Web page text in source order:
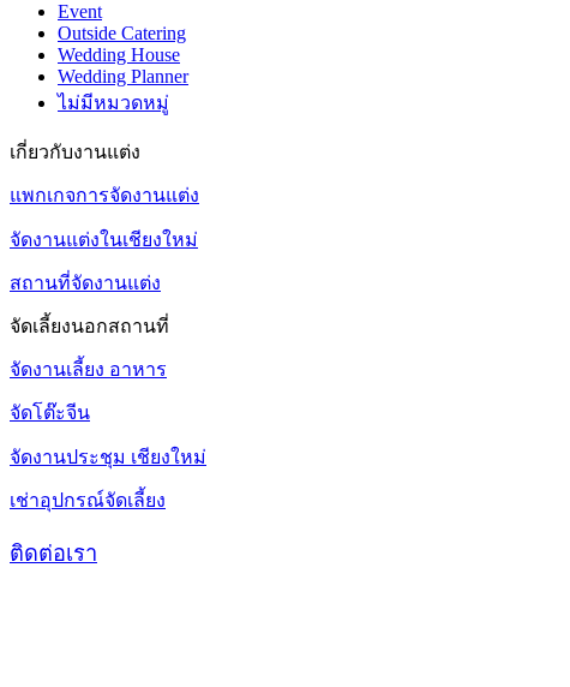
Event
Outside Catering
Wedding House
Wedding Planner
ไม่มีหมวดหมู่
เกี่ยวกับงานแต่ง
แพกเกจการจัดงานแต่ง
จัดงานแต่งในเชียงใหม่
สถานที่จัดงานแต่ง
จัดเลี้ยงนอกสถานที่
จัดงานเลี้ยง อาหาร
จัดโต๊ะจีน
จัดงานประชุม เชียงใหม่
เช่าอุปกรณ์จัดเลี้ยง
ติดต่อเรา